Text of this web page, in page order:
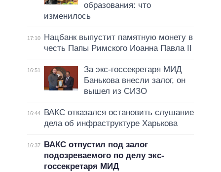
образования: что
изменилось
17:10
Нацбанк выпустит памятную монету в
честь Папы Римского Иоанна Павла II
16:51
За экс-госсекретаря МИД
Банькова внесли залог, он
вышел из СИЗО
16:44
ВАКС отказался остановить слушание
дела об инфраструктуре Харькова
16:37
ВАКС отпустил под залог
подозреваемого по делу экс-
госсекретаря МИД